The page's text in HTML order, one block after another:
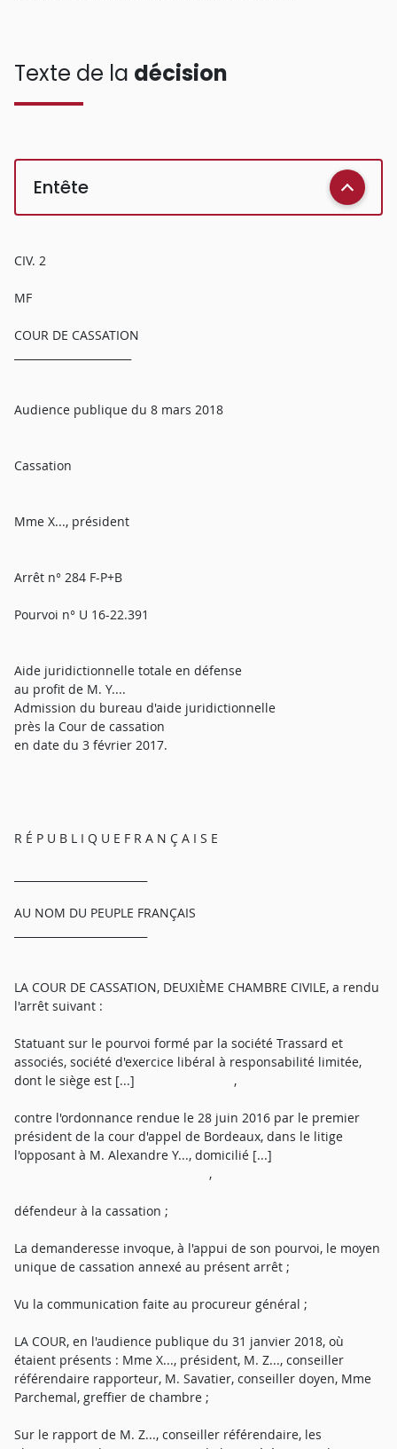
Texte de la décision
Entête
CIV. 2
MF
COUR DE CASSATION
Audience publique du 8 mars 2018
Cassation
Mme X..., président
Arrêt n° 284 F-P+B
Pourvoi n° U 16-22.391
Aide juridictionnelle totale en défense
au profit de M. Y....
Admission du bureau d'aide juridictionnelle
près la Cour de cassation
en date du 3 février 2017.
R É P U B L I Q U E F R A N Ç A I S E
AU NOM DU PEUPLE FRANÇAIS
LA COUR DE CASSATION, DEUXIÈME CHAMBRE CIVILE, a rendu
l'arrêt suivant :
Statuant sur le pourvoi formé par la société Trassard et
associés, société d'exercice libéral à responsabilité limitée,
dont le siège est [...] ,
contre l'ordonnance rendue le 28 juin 2016 par le premier
président de la cour d'appel de Bordeaux, dans le litige
l'opposant à M. Alexandre Y..., domicilié [...]
,
défendeur à la cassation ;
La demanderesse invoque, à l'appui de son pourvoi, le moyen
unique de cassation annexé au présent arrêt ;
Vu la communication faite au procureur général ;
LA COUR, en l'audience publique du 31 janvier 2018, où
étaient présents : Mme X..., président, M. Z..., conseiller
référendaire rapporteur, M. Savatier, conseiller doyen, Mme
Parchemal, greffier de chambre ;
Sur le rapport de M. Z..., conseiller référendaire, les